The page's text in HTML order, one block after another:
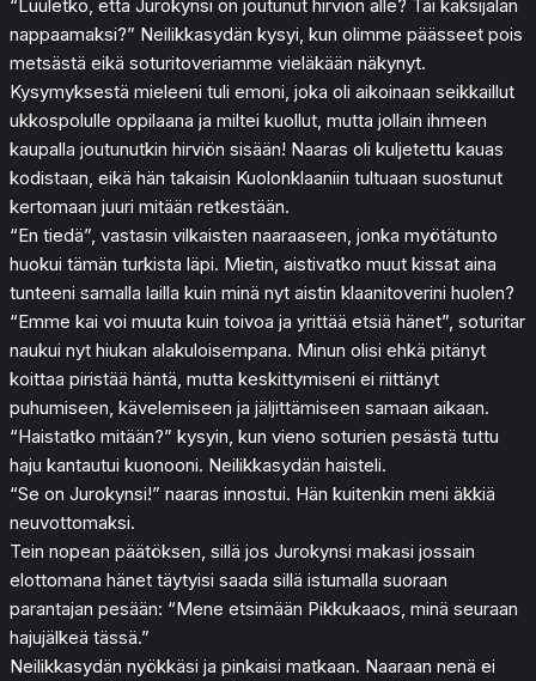
“Luuletko, että Jurokynsi on joutunut hirviön alle? Tai kaksijalan
nappaamaksi?” Neilikkasydän kysyi, kun olimme päässeet pois
metsästä eikä soturitoveriamme vieläkään näkynyt.
Kysymyksestä mieleeni tuli emoni, joka oli aikoinaan seikkaillut
ukkospolulle oppilaana ja miltei kuollut, mutta jollain ihmeen
kaupalla joutunutkin hirviön sisään! Naaras oli kuljetettu kauas
kodistaan, eikä hän takaisin Kuolonklaaniin tultuaan suostunut
kertomaan juuri mitään retkestään.
“En tiedä”, vastasin vilkaisten naaraaseen, jonka myötätunto
huokui tämän turkista läpi. Mietin, aistivatko muut kissat aina
tunteeni samalla lailla kuin minä nyt aistin klaanitoverini huolen?
“Emme kai voi muuta kuin toivoa ja yrittää etsiä hänet”, soturitar
naukui nyt hiukan alakuloisempana. Minun olisi ehkä pitänyt
koittaa piristää häntä, mutta keskittymiseni ei riittänyt
puhumiseen, kävelemiseen ja jäljittämiseen samaan aikaan.
“Haistatko mitään?” kysyin, kun vieno soturien pesästä tuttu
haju kantautui kuonooni. Neilikkasydän haisteli.
“Se on Jurokynsi!” naaras innostui. Hän kuitenkin meni äkkiä
neuvottomaksi.
Tein nopean päätöksen, sillä jos Jurokynsi makasi jossain
elottomana hänet täytyisi saada sillä istumalla suoraan
parantajan pesään: “Mene etsimään Pikkukaaos, minä seuraan
hajujälkeä tässä.”
Neilikkasydän nyökkäsi ja pinkaisi matkaan. Naaraan nenä ei